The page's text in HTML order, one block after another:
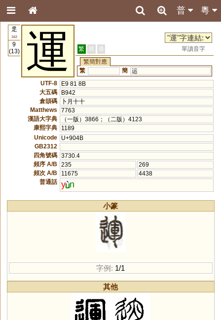
粵
普
辵
162
9
(13)
運 繁 簡 港
單讀音字
繁簡對應
繁
簡 运
UTF-8
E9 81 8B
大五碼
B942
倉頡碼
卜月十十
Matthews
7763
漢語大字典
（一版）3866；（二版）4123
康熙字典
1189
Unicode
U+904B
GB2312
四角號碼 3730.4
頻序 A/B
235
269
頻次 A/B
11675
4438
普通話 y n
小篆
字例: 1/1
其他